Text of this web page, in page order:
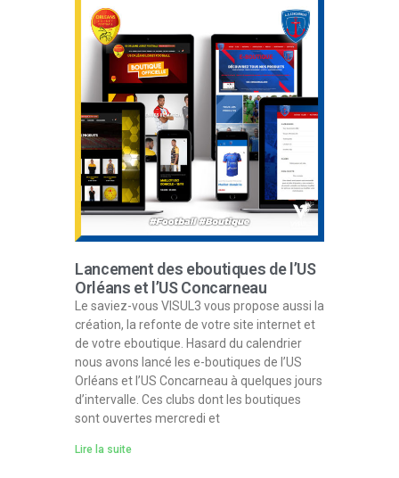
Lancement des eboutiques de l’US
Orléans et l’US Concarneau
Le saviez-vous VISUL3 vous propose aussi la
création, la refonte de votre site internet et
de votre eboutique. Hasard du calendrier
nous avons lancé les e-boutiques de l’US
Orléans et l’US Concarneau à quelques jours
d’intervalle. Ces clubs dont les boutiques
sont ouvertes mercredi et
Lire la suite